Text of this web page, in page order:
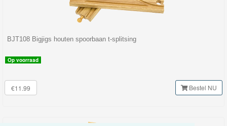
BJT108 Bigjigs houten spoorbaan t-splitsing
Op voorraad
€11.99 Bestel NU